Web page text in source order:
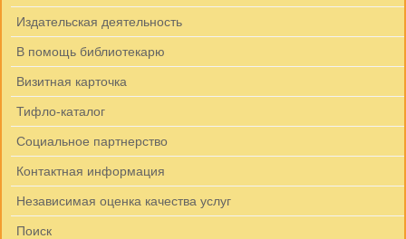
Издательская деятельность
В помощь библиотекарю
Визитная карточка
Тифло-каталог
Социальное партнерство
Контактная информация
Независимая оценка качества услуг
Поиск